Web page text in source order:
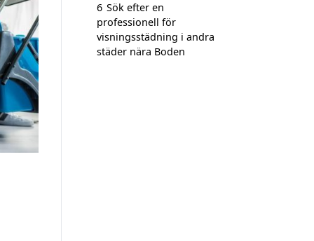
6 Sök efter en
professionell för
visningsstädning i andra
städer nära Boden